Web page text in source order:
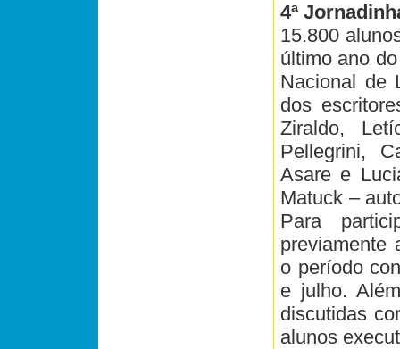
4ª
15.800
último ano
Nacional de
dos
Ziraldo,
Pellegrini,
Asare e
Matuck –
Para
previamente
o período
e julho.
discutidas
alunos